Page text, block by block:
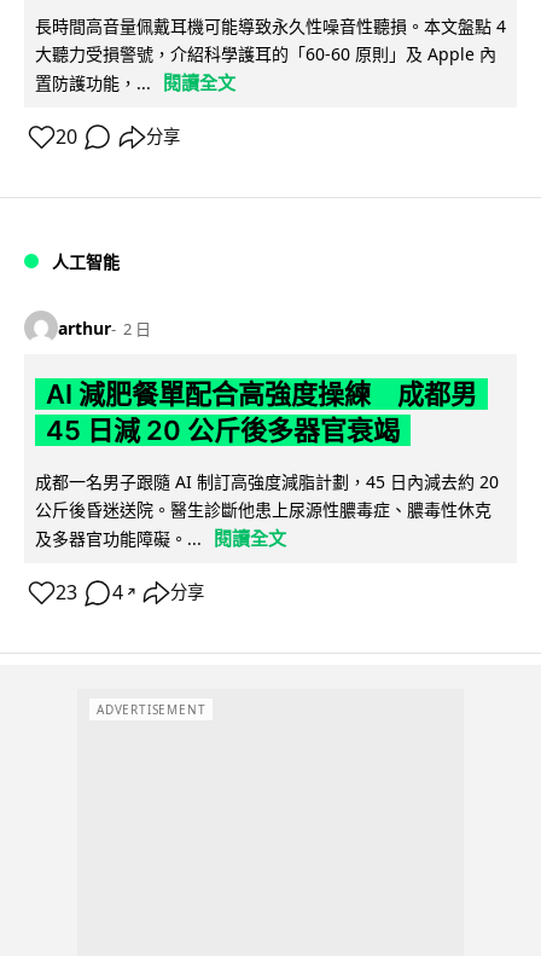
長時間高音量佩戴耳機可能導致永久性噪音性聽損。本文盤點 4
大聽力受損警號，介紹科學護耳的「60-60 原則」及 Apple 內
置防護功能，...
閱讀全文
20 分享
人工智能
arthur 2 日
AI 減肥餐單配合高強度操練 成都男
45 日減 20 公斤後多器官衰竭
成都一名男子跟隨 AI 制訂高強度減脂計劃，45 日內減去約 20
公斤後昏迷送院。醫生診斷他患上尿源性膿毒症、膿毒性休克
及多器官功能障礙。...
閱讀全文
23 4 ↗ 分享
ADVERTISEMENT